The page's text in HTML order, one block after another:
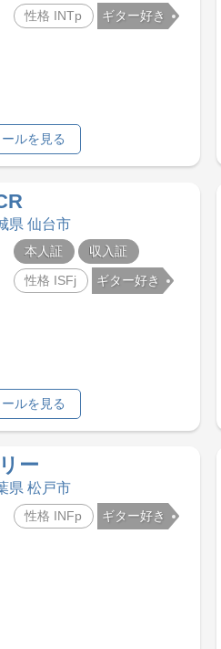
性格 INTp
ギター好き
ルを見る
県 仙台市
本人証
収入証
性格 ISFj
ギター好き
ルを見る
ー
県 松戸市
性格 INFp ギター好き